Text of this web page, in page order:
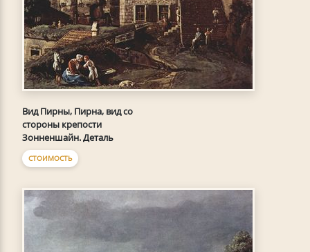
Вид Пирны, Пирна, вид со
стороны крепости
Зонненшайн. Деталь
СТОИМОСТЬ